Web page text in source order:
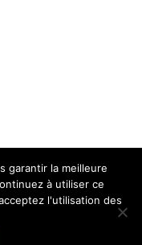
garantir la meilleure
à utiliser ce
l'utilisation des